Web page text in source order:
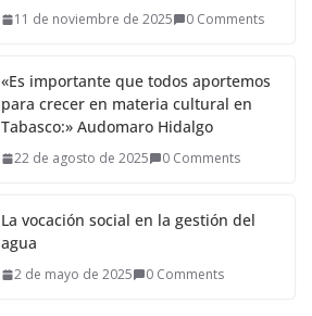
11 de noviembre de 2025 0 Comments
«Es importante que todos aportemos
para crecer en materia cultural en
Tabasco:» Audomaro Hidalgo
22 de agosto de 2025 0 Comments
La vocación social en la gestión del
agua
2 de mayo de 2025 0 Comments